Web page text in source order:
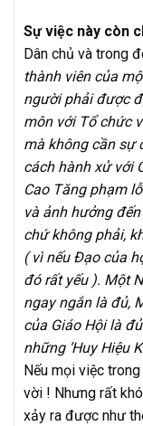
Sự việc này còn
Dân chủ và trong
thành viên của
người phải được
môn với Tổ chức
mà không cần sự
cách hành xử với
Cao Tăng phạm
và ảnh hưởng
chứ không phải,
( vì nếu Đạo của
đó rất yếu ). Một
ngay ngắn là đủ,
của Giáo Hội là
những ‘Huy Hiệu
Nếu mọi việc
vời ! Nhưng rất
xảy ra được như